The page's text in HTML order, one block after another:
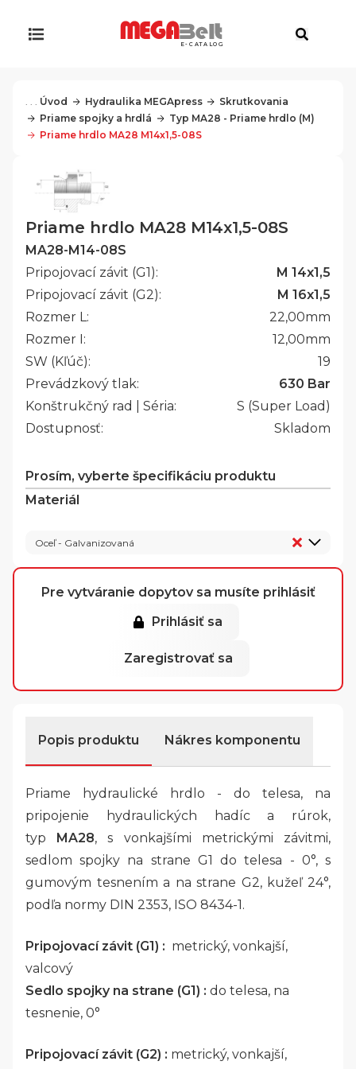
E-CATALOG
. . . Úvod Hydraulika MEGApress
Skrutkovania
Priame spojky a hrdlá
Typ MA28 - Priame hrdlo (M)
Priame hrdlo MA28 M14x1,5-08S
Priame hrdlo MA28 M14x1,5-08S
MA28-M14-08S
Pripojovací závit (G1):
M 14x1,5
Pripojovací závit (G2):
M 16x1,5
Rozmer L:
22,00mm
Rozmer I:
12,00mm
SW (Kľúč):
19
Prevádzkový tlak:
630 Bar
Konštrukčný rad | Séria:
S (Super Load)
Dostupnosť:
Skladom
Prosím, vyberte špecifikáciu produktu
Materiál
Oceľ - Galvanizovaná
Pre vytváranie dopytov sa musíte prihlásiť
Prihlásiť sa
Zaregistrovať sa
Popis produktu Nákres komponentu
Priame hydraulické hrdlo - do telesa, na
pripojenie hydraulických hadíc a rúrok,
typ
MA28, s vonkajšími metrickými závitmi,
sedlom spojky na strane G1 do telesa - 0°, s
gumovým tesnením a na strane G2, kužeľ 24°,
podľa normy DIN 2353, ISO 8434-1.
Pripojovací závit (G1) : metrický, vonkajší,
valcový
Sedlo spojky na strane (G1) : do telesa, na
tesnenie, 0°
Pripojovací závit (G2) : metrický, vonkajší,